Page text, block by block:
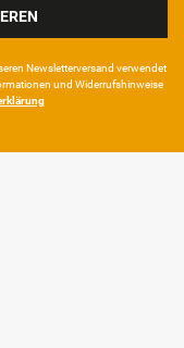
News­letter­versand ver­wen­det
und Wider­rufshin­weise